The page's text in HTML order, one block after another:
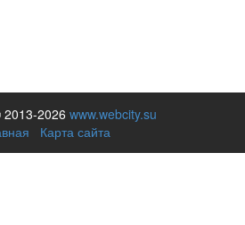
2026 www.webcity.su
Карта сайта